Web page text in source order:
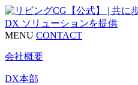
MENU CONTACT
会社概要
DX本部